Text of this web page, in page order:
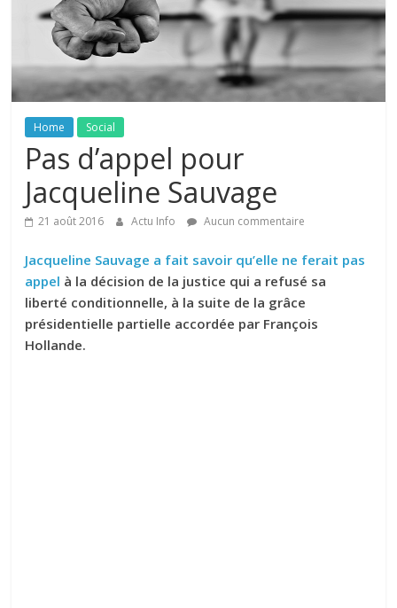
Home Social
Pas d’appel pour
Jacqueline Sauvage
21 août 2016 Actu Info Aucun commentaire
Jacqueline Sauvage a fait savoir qu’elle ne ferait pas
appel à la décision de la justice qui a refusé sa
liberté conditionnelle, à la suite de la grâce
présidentielle partielle accordée par François
Hollande.